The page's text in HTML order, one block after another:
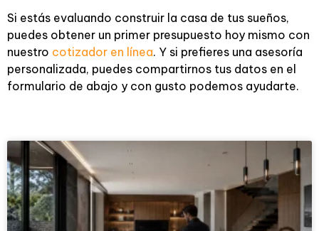
Si estás evaluando construir la casa de tus sueños,
puedes obtener un primer presupuesto hoy mismo con
nuestro cotizador en línea. Y si prefieres una asesoría
personalizada, puedes compartirnos tus datos en el
formulario de abajo y con gusto podemos ayudarte.